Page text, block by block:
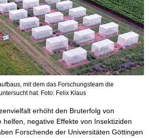
mit dem das Forschungsteam die
hat. Foto: Felix Klaus
erhöht den Bruterfolg von
helfen, negative Effekte von Insektiziden
Forschende der Universitäten Göttingen